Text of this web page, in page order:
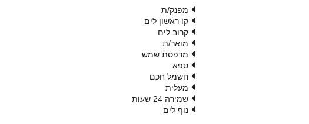
מפנק/ת
קו ראשון לים
קרוב לים
מואר/ת
מרפסת שמש
ספא
חשמל חכם
מעלית
שמירה 24 שעות
נוף לים